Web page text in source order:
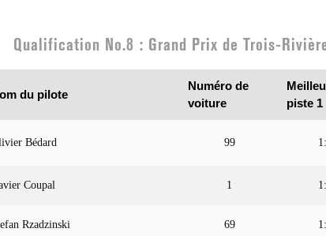
Qualification No.8 : Grand Prix de Trois-
du pilote
Numéro de
voiture
piste 1
Bédard 99
Coupal 1
Rzadzinski 69